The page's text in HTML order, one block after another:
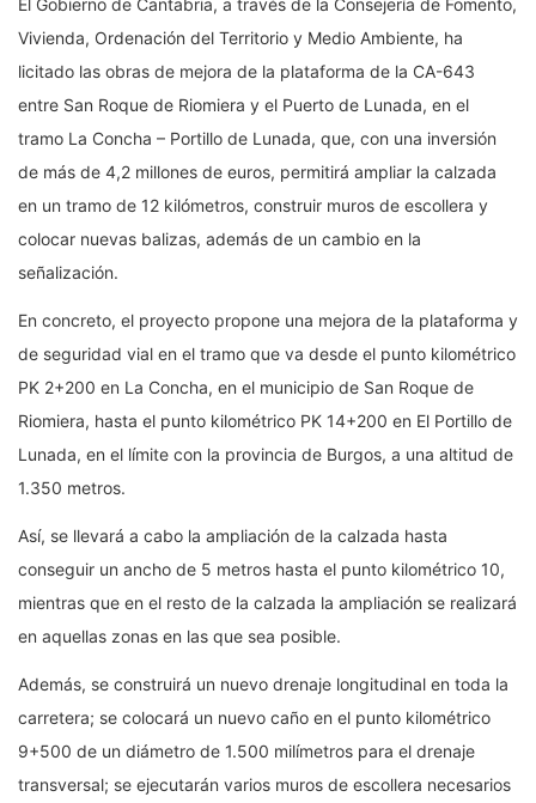
El Gobierno de Cantabria, a través de la Consejería de Fomento,
Vivienda, Ordenación del Territorio y Medio Ambiente, ha
licitado las obras de mejora de la plataforma de la CA-643
entre San Roque de Riomiera y el Puerto de Lunada, en el
tramo La Concha – Portillo de Lunada, que, con una inversión
de más de 4,2 millones de euros, permitirá ampliar la calzada
en un tramo de 12 kilómetros, construir muros de escollera y
colocar nuevas balizas, además de un cambio en la
señalización.
En concreto, el proyecto propone una mejora de la plataforma y
de seguridad vial en el tramo que va desde el punto kilométrico
PK 2+200 en La Concha, en el municipio de San Roque de
Riomiera, hasta el punto kilométrico PK 14+200 en El Portillo de
Lunada, en el límite con la provincia de Burgos, a una altitud de
1.350 metros.
Así, se llevará a cabo la ampliación de la calzada hasta
conseguir un ancho de 5 metros hasta el punto kilométrico 10,
mientras que en el resto de la calzada la ampliación se realizará
en aquellas zonas en las que sea posible.
Además, se construirá un nuevo drenaje longitudinal en toda la
carretera; se colocará un nuevo caño en el punto kilométrico
9+500 de un diámetro de 1.500 milímetros para el drenaje
transversal; se ejecutarán varios muros de escollera necesarios